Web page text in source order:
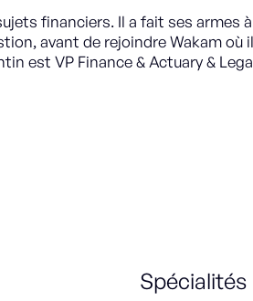
financiers. Il a fait ses armes
avant de rejoindre Wakam où
est VP Finance & Actuary &
Spécialités